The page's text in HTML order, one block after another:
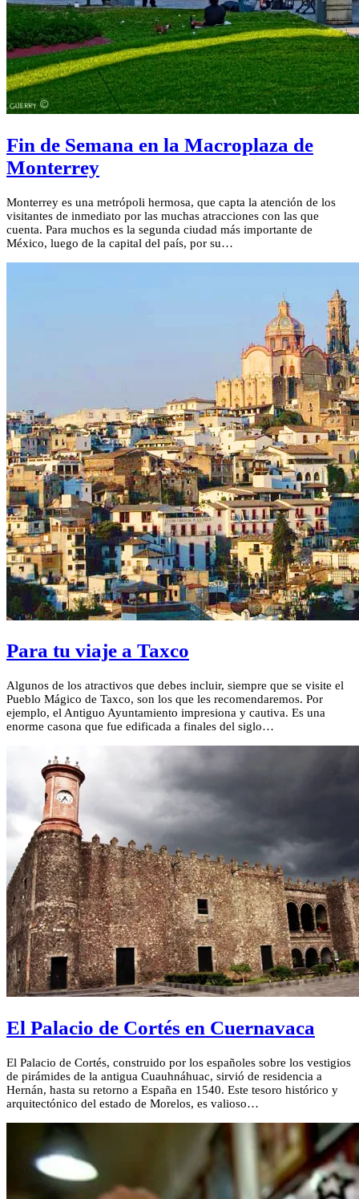
Fin de Semana en la Macroplaza de
Monterrey
Monterrey es una metrópoli hermosa, que capta la atención de los
visitantes de inmediato por las muchas atracciones con las que
cuenta. Para muchos es la segunda ciudad más importante de
México, luego de la capital del país, por su…
Para tu viaje a Taxco
Algunos de los atractivos que debes incluir, siempre que se visite el
Pueblo Mágico de Taxco, son los que les recomendaremos. Por
ejemplo, el Antiguo Ayuntamiento impresiona y cautiva. Es una
enorme casona que fue edificada a finales del siglo…
El Palacio de Cortés en Cuernavaca
El Palacio de Cortés, construido por los españoles sobre los vestigios
de pirámides de la antigua Cuauhnáhuac, sirvió de residencia a
Hernán, hasta su retorno a España en 1540. Este tesoro histórico y
arquitectónico del estado de Morelos, es valioso…